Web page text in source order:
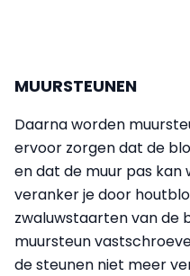
MUURSTEUNEN
Daarna worden
ervoor zorgen dat de
en dat de muur pas kan
veranker je door
zwaluwstaarten van de
muursteun
de steunen niet meer